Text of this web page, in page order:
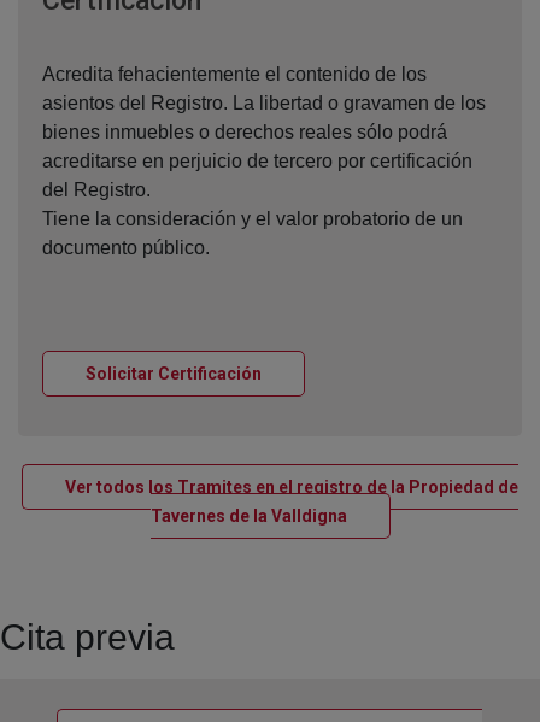
Acredita fehacientemente el contenido de los
asientos del Registro. La libertad o gravamen de los
bienes inmuebles o derechos reales sólo podrá
acreditarse en perjuicio de tercero por certificación
del Registro.
Tiene la consideración y el valor probatorio de un
documento público.
Solicitar Certificación
Ver todos los Tramites en el registro de la Propiedad de
Tavernes de la ValldignaVentana nueva
Cita previa